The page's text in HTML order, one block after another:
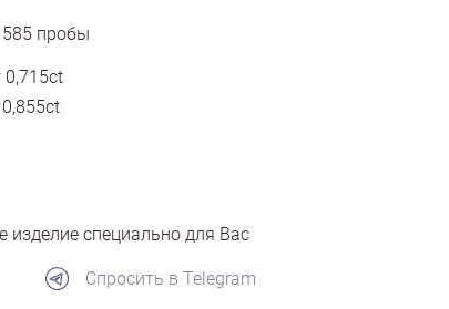
585 пробы
0,715ct
специально для Вас
Спросить в Telegram